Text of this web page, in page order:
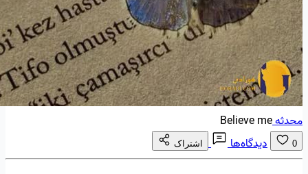
محدثهBelieve me
0 دیدگاه‌ها اشتراک